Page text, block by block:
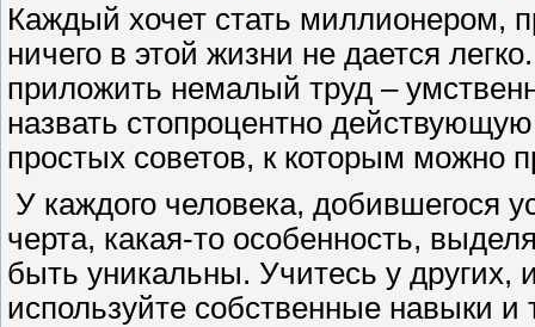
Каждый хочет стать миллионером,
ничего в этой жизни не дается
приложить немалый труд –
назвать стопроцентно
простых советов, к которым можно
У каждого человека, добившегося
черта, какая-то особенность,
быть уникальны. Учитесь у других,
используйте собственные навыки и